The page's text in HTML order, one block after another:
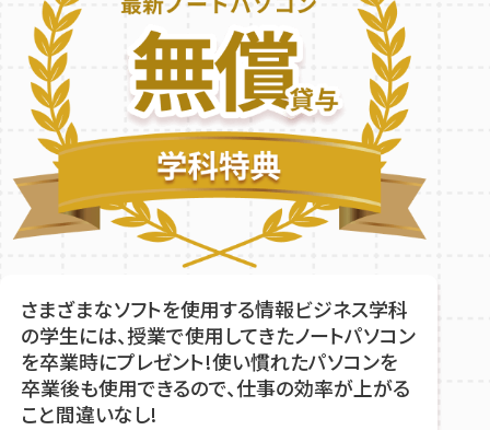
さまざまなソフトを使用する情報ビジネス学科
の学生には、授業で使用してきたノートパソコン
を卒業時にプレゼント!使い慣れたパソコンを
卒業後も使用できるので、仕事の効率が上がる
こと間違いなし!